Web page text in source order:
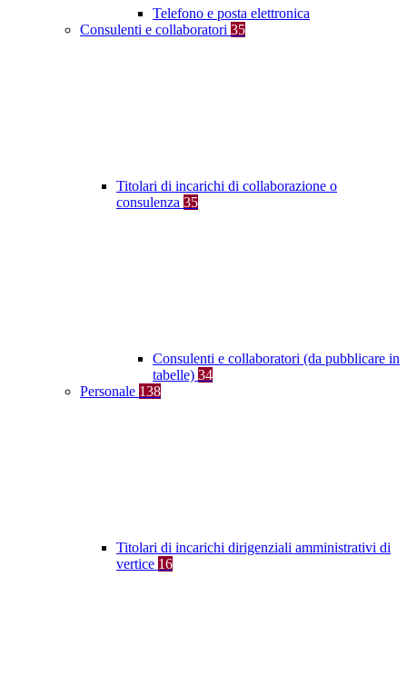
Telefono e posta elettronica
Consulenti e collaboratori 35
Titolari di incarichi di collaborazione o
consulenza 35
Consulenti e collaboratori (da pubblicare in
tabelle) 34
Personale 138
Titolari di incarichi dirigenziali amministrativi di
vertice 16